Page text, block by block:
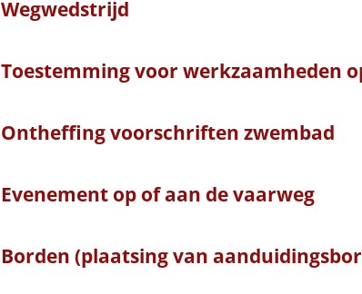
Wegwedstrijd
Toestemming voor werkzaamheden
Ontheffing voorschriften zwembad
Evenement op of aan de vaarweg
Borden (plaatsing van